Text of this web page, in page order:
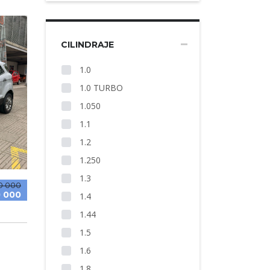
CILINDRAJE
1.0
1.0 TURBO
1.050
1.1
1.2
1.250
1.3
1.4
1.44
1.5
1.6
000
000